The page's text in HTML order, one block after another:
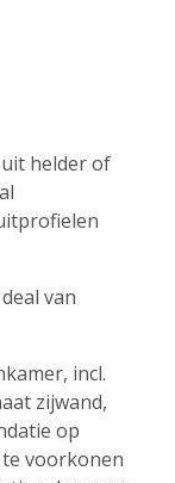
helder of
opaal
van
incl.
zijwand,
op
voorkonen